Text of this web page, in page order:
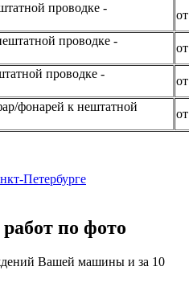
проводке -
проводке -
проводке -
фонарей к нештатной
Петербурге
по фото
Вашей машины и за 10